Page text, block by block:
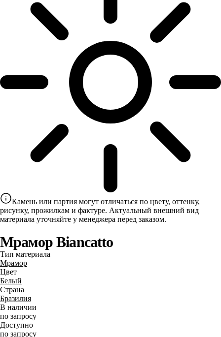
Камень или партия могут отличаться по цвету, оттенку,
рисунку, прожилкам и фактуре. Актуальный внешний вид
материала уточняйте у менеджера перед заказом.
Мрамор Biancatto
Тип материала
Мрамор
Цвет
Белый
Страна
Бразилия
В наличии
по запросу
Доступно
по запросу